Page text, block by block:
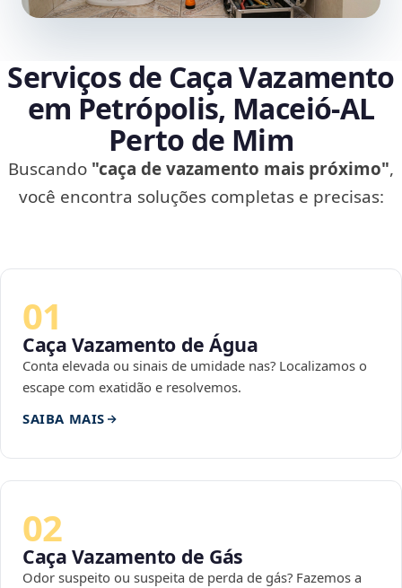
Serviços de Caça Vazamento
em Petrópolis, Maceió‑AL
Perto de Mim
Buscando "caça de vazamento mais próximo",
você encontra soluções completas e precisas:
01
Caça Vazamento de Água
Conta elevada ou sinais de umidade nas? Localizamos o
escape com exatidão e resolvemos.
SAIBA MAIS
02
Caça Vazamento de Gás
Odor suspeito ou suspeita de perda de gás? Fazemos a